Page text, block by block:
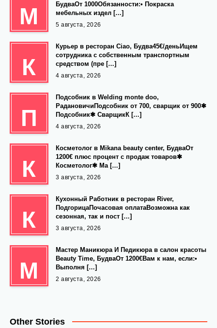
М
БудваОт 1000Обязанности:• Покраска
мебельных издел […]
5 августа, 2026
К
Курьер в ресторан Ciao, Будва45€/деньИщем
сотрудника с собственным транспортным
средством (пре […]
4 августа, 2026
П
Подсобник в Welding monte doo,
РадановичиПодсобник от 700, сварщик от 900✱
Подсобник✱ СварщикК […]
4 августа, 2026
К
Косметолог в Mikana beauty center, БудваОт
1200€ плюс процент с продаж товаров✱
Косметолог✱ Ма […]
3 августа, 2026
К
Кухонный Работник в ресторан River,
ПодгорицаПочасовая оплатаВозможна как
сезонная, так и пост […]
3 августа, 2026
М
Мастер Маникюра И Педикюра в салон красоты
Beauty Time, БудваОт 1200€Вам к нам, если:•
Выполня […]
2 августа, 2026
Other Stories